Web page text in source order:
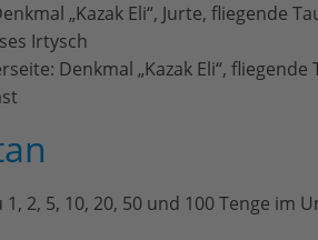
„Kazak Eli“, Jurte, fliegende
Irtysch
Denkmal „Kazak Eli“, fliegende
2, 5, 10, 20, 50 und 100 Tenge im